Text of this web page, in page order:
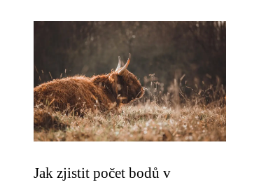
Jak zjistit počet bodů v